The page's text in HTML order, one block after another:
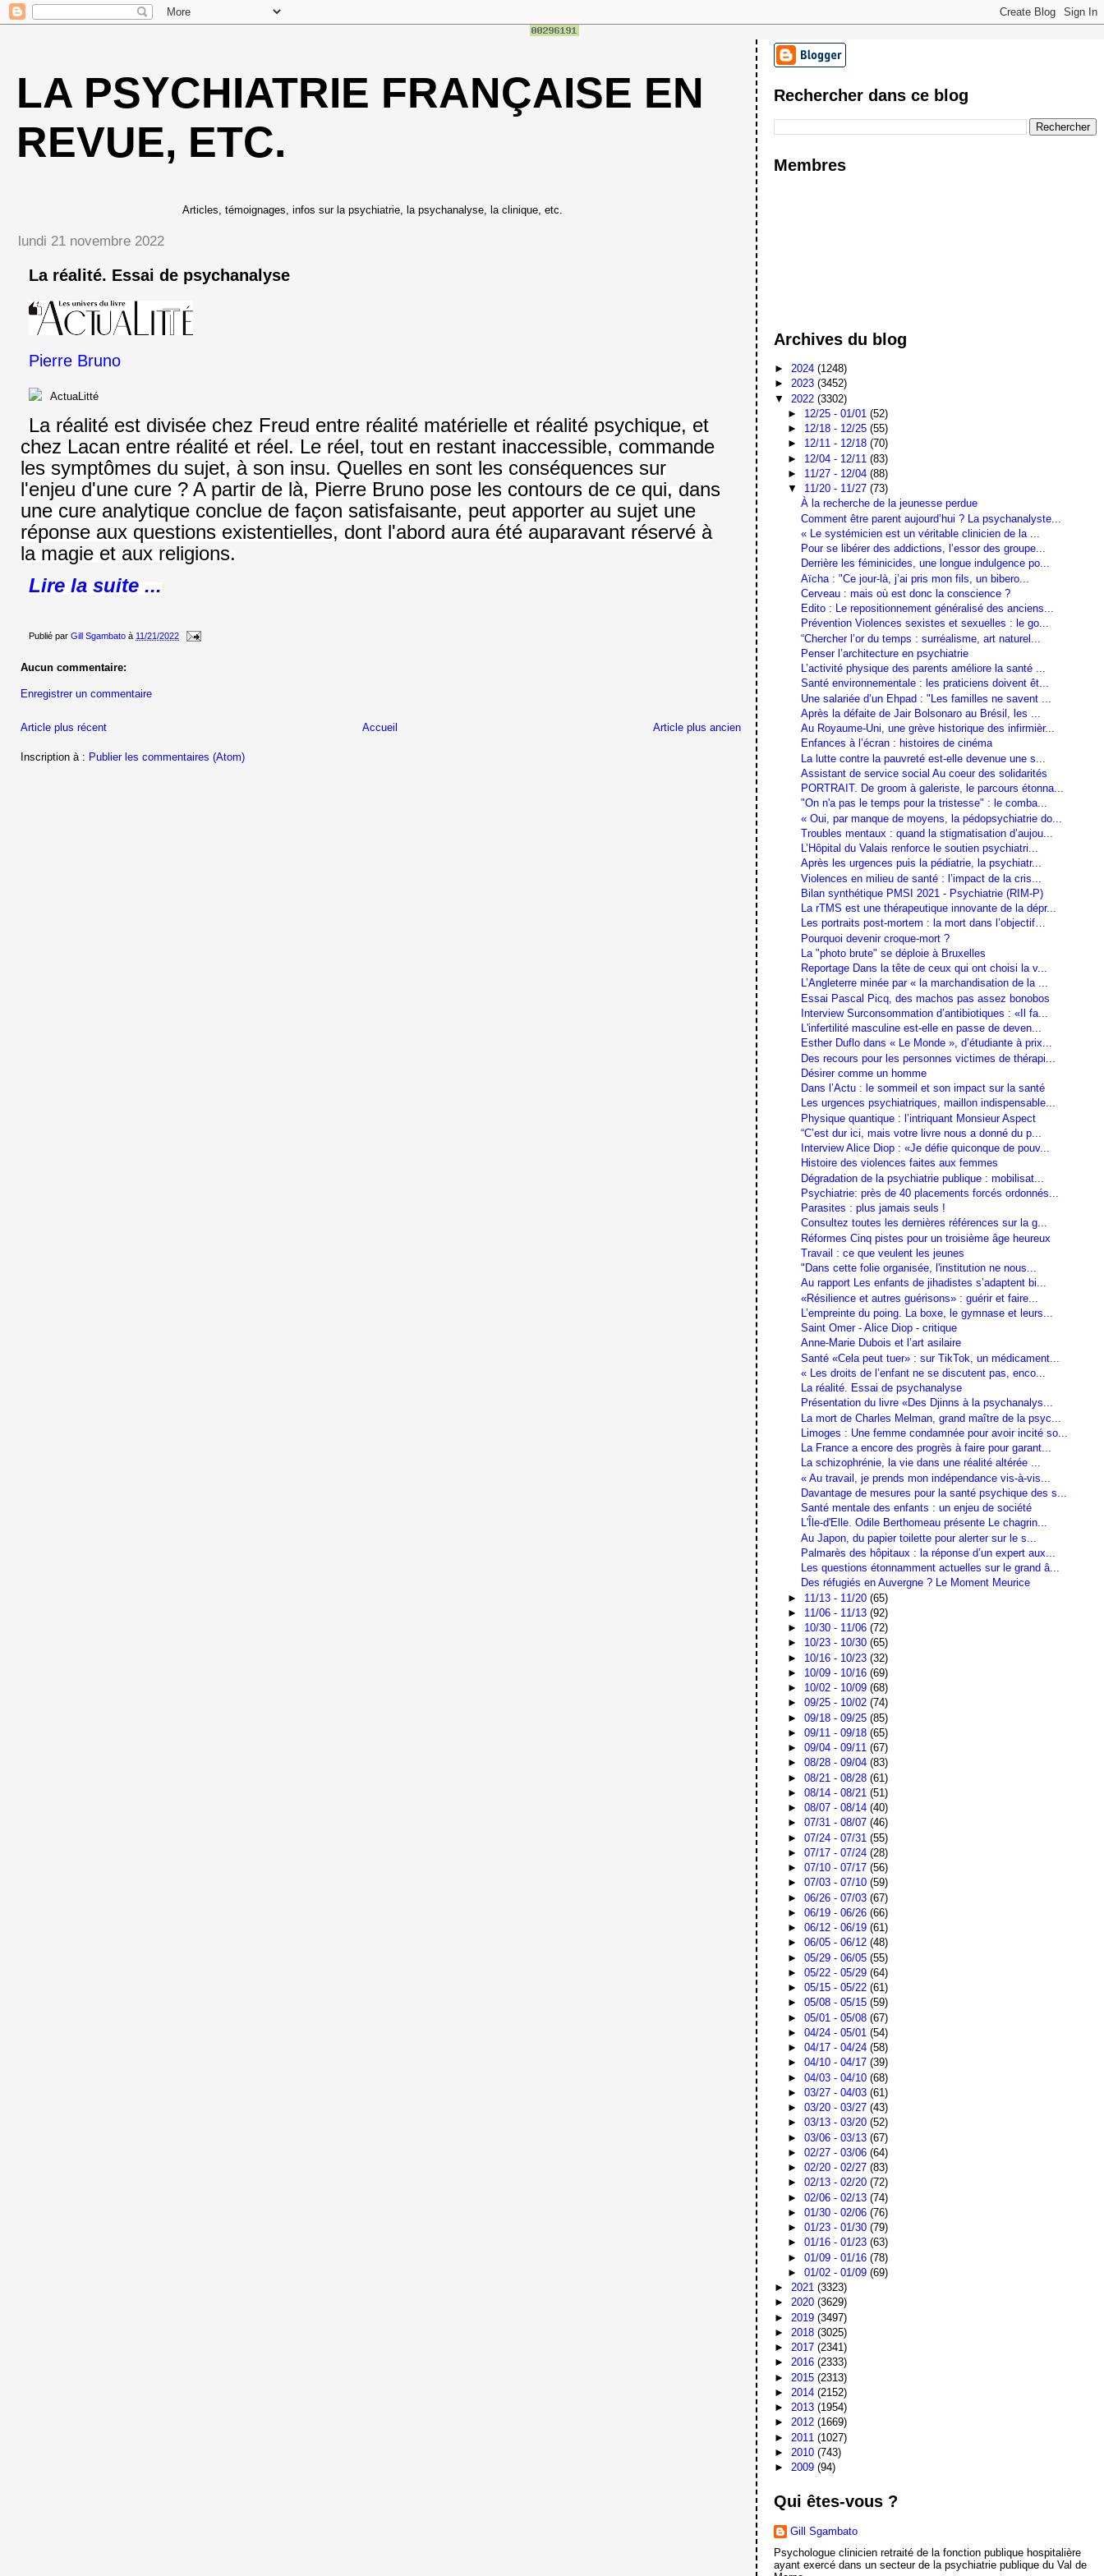
LA PSYCHIATRIE FRANÇAISE EN
REVUE, ETC.
Articles, témoignages, infos sur la psychiatrie, la psychanalyse, la clinique, etc.
lundi 21 novembre 2022
La réalité. Essai de psychanalyse
Pierre Bruno
La réalité est divisée chez Freud entre réalité matérielle et réalité psychique, et
chez Lacan entre réalité et réel. Le réel, tout en restant inaccessible, commande
les symptômes du sujet, à son insu. Quelles en sont les conséquences sur
l'enjeu d'une cure ? A partir de là, Pierre Bruno pose les contours de ce qui, dans
une cure analytique conclue de façon satisfaisante, peut apporter au sujet une
réponse aux questions existentielles, dont l'abord aura été auparavant réservé à
la magie et aux religions.
Lire la suite ...
Publié par Gill Sgambato à 11/21/2022
Aucun commentaire:
Enregistrer un commentaire
Article plus récent Article plus ancien
Accueil
Inscription à : Publier les commentaires (Atom)
Rechercher dans ce blog
Membres
Archives du blog
►2024(1248)
►2023(3452)
▼ 2022(3302)
► 12/25 - 01/01 (52)
► 12/18 - 12/25 (55)
► 12/11 - 12/18 (70)
► 12/04 - 12/11 (83)
► 11/27 - 12/04 (88)
▼ 11/20 - 11/27 (73)
À la recherche de la jeunesse perdue
Comment être parent aujourd’hui ? La psychanalyste...
« Le systémicien est un véritable clinicien de la ...
Pour se libérer des addictions, l’essor des groupe...
Derrière les féminicides, une longue indulgence po...
Aïcha : "Ce jour-là, j’ai pris mon fils, un bibero...
Cerveau : mais où est donc la conscience ?
Edito : Le repositionnement généralisé des anciens...
Prévention Violences sexistes et sexuelles : le go...
“Chercher l’or du temps : surréalisme, art naturel...
Penser l’architecture en psychiatrie
L’activité physique des parents améliore la santé ...
Santé environnementale : les praticiens doivent êt...
Une salariée d’un Ehpad : "Les familles ne savent ...
Après la défaite de Jair Bolsonaro au Brésil, les ...
Au Royaume-Uni, une grève historique des infirmièr...
Enfances à l’écran : histoires de cinéma
La lutte contre la pauvreté est-elle devenue une s...
Assistant de service social Au coeur des solidarités
PORTRAIT. De groom à galeriste, le parcours étonna...
"On n'a pas le temps pour la tristesse" : le comba...
« Oui, par manque de moyens, la pédopsychiatrie do...
Troubles mentaux : quand la stigmatisation d’aujou...
L’Hôpital du Valais renforce le soutien psychiatri...
Après les urgences puis la pédiatrie, la psychiatr...
Violences en milieu de santé : l’impact de la cris...
Bilan synthétique PMSI 2021 - Psychiatrie (RIM-P)
La rTMS est une thérapeutique innovante de la dépr...
Les portraits post-mortem : la mort dans l’objectif…
Pourquoi devenir croque-mort ?
La "photo brute" se déploie à Bruxelles
Reportage Dans la tête de ceux qui ont choisi la v...
L’Angleterre minée par « la marchandisation de la ...
Essai Pascal Picq, des machos pas assez bonobos
Interview Surconsommation d’antibiotiques : «Il fa...
L'infertilité masculine est-elle en passe de deven...
Esther Duflo dans « Le Monde », d’étudiante à prix...
Des recours pour les personnes victimes de thérapi...
Désirer comme un homme
Dans l’Actu : le sommeil et son impact sur la santé
Les urgences psychiatriques, maillon indispensable...
Physique quantique : l’intriquant Monsieur Aspect
“C’est dur ici, mais votre livre nous a donné du p...
Interview Alice Diop : «Je défie quiconque de pouv...
Histoire des violences faites aux femmes
Dégradation de la psychiatrie publique : mobilisat...
Psychiatrie: près de 40 placements forcés ordonnés...
Parasites : plus jamais seuls !
Consultez toutes les dernières références sur la g...
Réformes Cinq pistes pour un troisième âge heureux
Travail : ce que veulent les jeunes
"Dans cette folie organisée, l'institution ne nous...
Au rapport Les enfants de jihadistes s’adaptent bi...
«Résilience et autres guérisons» : guérir et faire...
L’empreinte du poing. La boxe, le gymnase et leurs...
Saint Omer - Alice Diop - critique
Anne-Marie Dubois et l’art asilaire
Santé «Cela peut tuer» : sur TikTok, un médicament...
« Les droits de l’enfant ne se discutent pas, enco...
La réalité. Essai de psychanalyse
Présentation du livre «Des Djinns à la psychanalys...
La mort de Charles Melman, grand maître de la psyc...
Limoges : Une femme condamnée pour avoir incité so...
La France a encore des progrès à faire pour garant...
La schizophrénie, la vie dans une réalité altérée ...
« Au travail, je prends mon indépendance vis-à-vis...
Davantage de mesures pour la santé psychique des s...
Santé mentale des enfants : un enjeu de société
L'Île-d'Elle. Odile Berthomeau présente Le chagrin...
Au Japon, du papier toilette pour alerter sur le s...
Palmarès des hôpitaux : la réponse d’un expert aux...
Les questions étonnamment actuelles sur le grand â...
Des réfugiés en Auvergne ? Le Moment Meurice
► 11/13 - 11/20 (65)
► 11/06 - 11/13 (92)
► 10/30 - 11/06 (72)
► 10/23 - 10/30 (65)
► 10/16 - 10/23 (32)
► 10/09 - 10/16 (69)
► 10/02 - 10/09 (68)
► 09/25 - 10/02 (74)
► 09/18 - 09/25 (85)
► 09/11 - 09/18 (65)
► 09/04 - 09/11 (67)
► 08/28 - 09/04 (83)
► 08/21 - 08/28 (61)
► 08/14 - 08/21 (51)
► 08/07 - 08/14 (40)
► 07/31 - 08/07 (46)
► 07/24 - 07/31 (55)
► 07/17 - 07/24 (28)
► 07/10 - 07/17 (56)
► 07/03 - 07/10 (59)
► 06/26 - 07/03 (67)
► 06/19 - 06/26 (66)
► 06/12 - 06/19 (61)
► 06/05 - 06/12 (48)
► 05/29 - 06/05 (55)
► 05/22 - 05/29 (64)
► 05/15 - 05/22 (61)
► 05/08 - 05/15 (59)
► 05/01 - 05/08 (67)
► 04/24 - 05/01 (54)
► 04/17 - 04/24 (58)
► 04/10 - 04/17 (39)
► 04/03 - 04/10 (68)
► 03/27 - 04/03 (61)
► 03/20 - 03/27 (43)
► 03/13 - 03/20 (52)
► 03/06 - 03/13 (67)
► 02/27 - 03/06 (64)
► 02/20 - 02/27 (83)
► 02/13 - 02/20 (72)
► 02/06 - 02/13 (74)
► 01/30 - 02/06 (76)
► 01/23 - 01/30 (79)
► 01/16 - 01/23 (63)
► 01/09 - 01/16 (78)
► 01/02 - 01/09 (69)
►2021(3323)
►2020(3629)
► 2019(3497)
► 2018(3025)
►2017(2341)
►2016(2333)
► 2015(2313)
► 2014(2152)
►2013(1954)
►2012(1669)
► 2011(1027)
► 2010(743)
►2009(94)
Qui êtes-vous ?
Gill Sgambato
Psychologue clinicien retraité de la fonction publique hospitalière
ayant exercé dans un secteur de la psychiatrie publique du Val de